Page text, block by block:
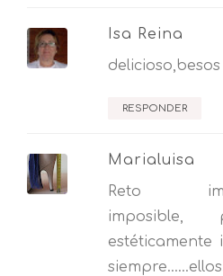
Isa Reina
delicioso,besos
RESPONDER
Marialuisa
Reto
estéticamente